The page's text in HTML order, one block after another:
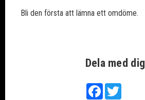
Dela med dig
FacebookTwitter
Bli den första att lämna ett omdöme.